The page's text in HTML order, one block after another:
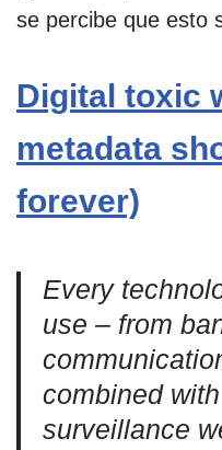
se percibe que esto
Digital toxic
metadata
forever)
Every
use – from
combined
surveillance